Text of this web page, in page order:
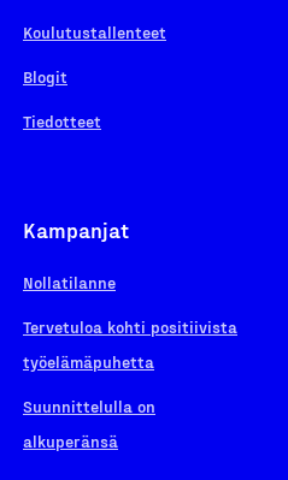
Koulutustallenteet
Blogit
Tiedotteet
Kampanjat
Nollatilanne
Tervetuloa kohti positiivista
työelämäpuhetta
Suunnittelulla on
alkuperänsä